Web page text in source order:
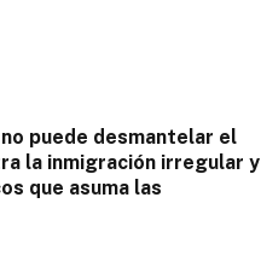
puede desmantelar el
la inmigración irregular y
que asuma las